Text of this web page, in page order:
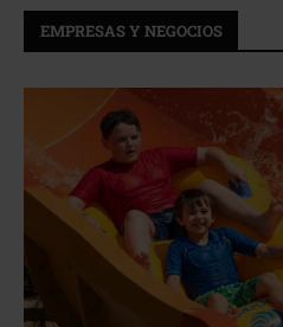
EMPRESAS Y NEGOCIOS